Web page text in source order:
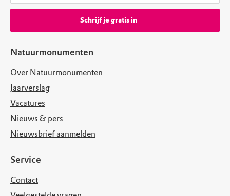
Natuurmonumenten
Over Natuurmonumenten
Jaarverslag
Vacatures
Nieuws & pers
Nieuwsbrief aanmelden
Service
Contact
Schrijf je gratis in